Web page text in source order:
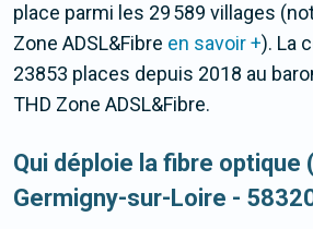
place parmi les 29 589 villages
Zone ADSL&Fibre en savoir +). La
23853 places depuis 2018 au
THD Zone ADSL&Fibre.
Qui déploie la fibre optique
Germigny-sur-Loire -